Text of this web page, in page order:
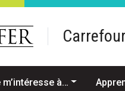
m’intéresse à…